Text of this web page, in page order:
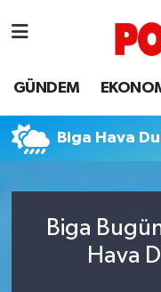
GÜNDEM
Biga Hava
Biga
Hava
Ayvalık
Balya
Bigadiç
Balıkesir Hava
Balıkesir
Süper Lig